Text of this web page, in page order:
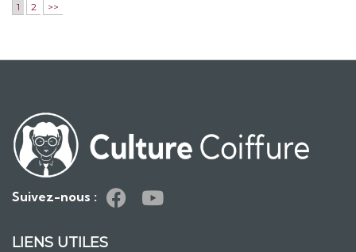
1 2 >>
Suivez-nous :
LIENS UTILES